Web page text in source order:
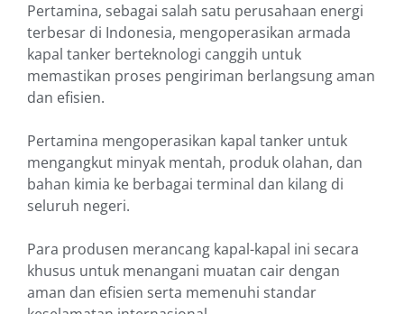
Pertamina, sebagai salah satu perusahaan energi
terbesar di Indonesia, mengoperasikan armada
kapal tanker berteknologi canggih untuk
memastikan proses pengiriman berlangsung aman
dan efisien.
Pertamina mengoperasikan kapal tanker untuk
mengangkut minyak mentah, produk olahan, dan
bahan kimia ke berbagai terminal dan kilang di
seluruh negeri.
Para produsen merancang kapal-kapal ini secara
khusus untuk menangani muatan cair dengan
aman dan efisien serta memenuhi standar